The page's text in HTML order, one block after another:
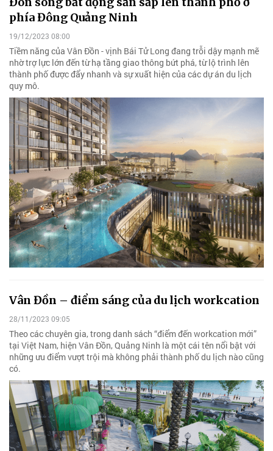
phía Đông Quảng Ninh
19/12/2023 08:00
Tiềm năng của Vân Đồn - vịnh Bái Tử Long đang trỗi dậy mạnh mẽ
nhờ trợ lực lớn đến từ hạ tầng giao thông bứt phá, từ lộ trình lên
thành phố được đẩy nhanh và sự xuất hiện của các dự án du lịch
quy mô.
Vân Đồn – điểm sáng của du lịch workcation
28/11/2023 09:05
Theo các chuyên gia, trong danh sách “điểm đến workcation mới”
tại Việt Nam, hiện Vân Đồn, Quảng Ninh là một cái tên nổi bật với
những ưu điểm vượt trội mà không phải thành phố du lịch nào cũng
có.